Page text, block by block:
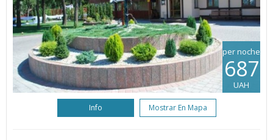
per noche
687
UAH
Info Mostrar En Mapa